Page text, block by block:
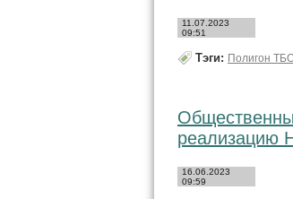
11.07.2023
09:51
Тэги: Полигон
реализацию
16.06.2023
09:59